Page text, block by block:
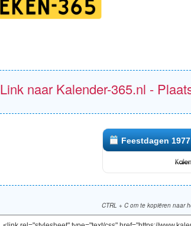
Link naar Kalender-365.nl -
Feestdagen 1977
CTRL + C om te kopiëren naar